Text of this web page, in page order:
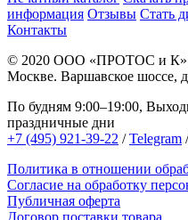
информация Отзывы Стать
Контакты
© 2020 ООО «ПРОТОС и К»
Москве. Варшавское шоссе,
По будням 9:00–19:00,
праздничные дни
+7 (495) 921-39-22 /Telegram
Политика в отношении
Согласие на обработку
Публичная оферта
Договор поставки товара